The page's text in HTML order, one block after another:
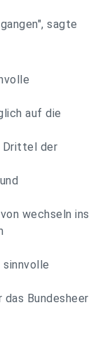
sagte
auf die
Drittel der
wechseln ins
sinnvolle
Bundesheer